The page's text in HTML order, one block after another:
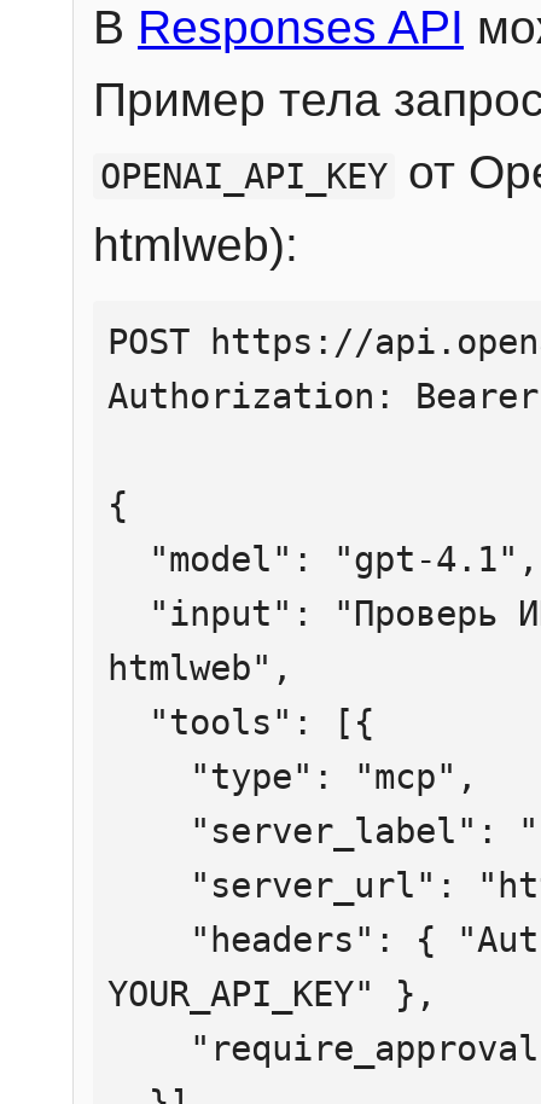
В Responses API
Пример тела
OPENAI_API_KEY от
htmlweb):
POST https://
Authorization:
{
htmlweb",
YOUR_API_KEY" },